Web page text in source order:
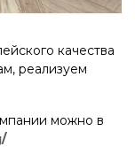
качества
реализуем
можно в